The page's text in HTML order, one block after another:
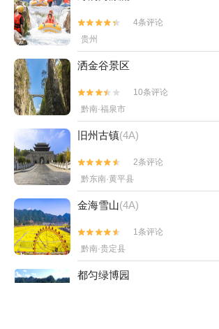
之心景区+赤水丹霞-已下线+荔波酷玩森林+
山度假村+龙里油画大草原+南江云渡天桥+贵
乌江寨国际旅游度假区+路游憩·绿博园露营地
+遵义古城+荔波古镇+贵阳桃源河景区+平
景区+贵州酒仙洞景区+平塘天硐+赤水湾古镇
+中国天眼·星游记场馆+十二背后·双河谷景区
已下线+天河潭旅游度假区奇幻谷+中国茶海
(湄潭茶海)+务川开心无动力乐园-已下线+贵
征文化数字艺术馆(红飘带)+龙里油画大草原
雪场+多彩贵州城+多彩欢乐谷+自在野奢温泉
汤小院+恐龙小镇+十二背后·双河洞景区+南
峡谷漂流1日游
景区+荔波颠倒博物馆+仙人街景区+梵净山公
+安顺旧州古镇+巫山峡谷旅游景区-已下线+
欢乐世界+龙里水乡+乌江黎芝峡旅游景区+丹
万达锦华温泉酒店云沁温泉+杉木河+佛顶山
旅游区+乌江秘境新滩景区+云屯生态体育公
游景区+剑河温泉体验馆+黄果树大瀑布夜游+
州毕节鸡鸣三省旅游景区+贵州乌江寨国际旅
度假区+荔波古镇+西江千户苗寨景区-观景
洞风景区+梦幻梵净山剧场-已下线+乌江夜游
船+梵净书院+西江千户苗寨射击俱乐部+丹寨
达小镇蜡染小院+镇远天后宫+娘娘山旅游景区
+山隐西江野奢营地+乌江傣族风情公园+乌
壁观景台+乌江渡码头渡假村+西江一号风雨桥
+峰林布依景区+乌江画廊（涪陵段）+乌江白
坨国家湿地公园+恐龙小镇+云漫湖生态度假
+黄果树·天瀑灵韵1日游


4条评论
贵州
洒金谷景区


10条评论
黔南·福泉市
旧州古镇(4A)


2条评论
黔东南·黄平县
金海雪山(4A)


1条评论
黔南·贵定县
都匀绿博园